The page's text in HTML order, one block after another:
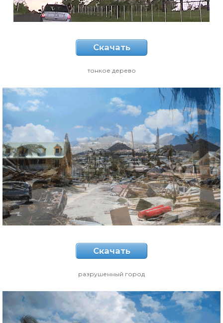
Скачать
тонкое дерево
Скачать
разрушенный город